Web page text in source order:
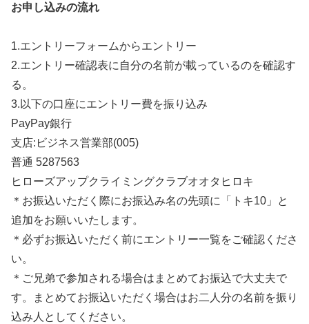
お申し込みの流れ
1.エントリーフォームからエントリー
2.エントリー確認表に自分の名前が載っているのを確認す
る。
3.以下の口座にエントリー費を振り込み
PayPay銀行
支店:ビジネス営業部(005)
普通 5287563
ヒローズアップクライミングクラブオオタヒロキ
＊お振込いただく際にお振込み名の先頭に「トキ10」と
追加をお願いいたします。
＊必ずお振込いただく前にエントリー一覧をご確認くださ
い。
＊ご兄弟で参加される場合はまとめてお振込で大丈夫で
す。まとめてお振込いただく場合はお二人分の名前を振り
込み人としてください。